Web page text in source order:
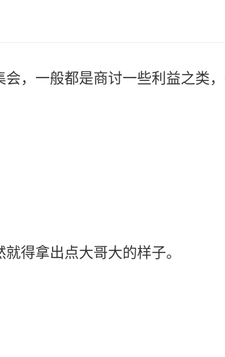
般都是商讨一些利益之类，
拿出点大哥大的样子。